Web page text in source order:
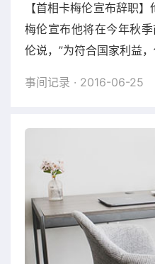
【首相卡梅伦宣布辞职
梅伦宣布他将在今年秋
伦说，”为符合国家利益
事间记录 · 2016-06-25